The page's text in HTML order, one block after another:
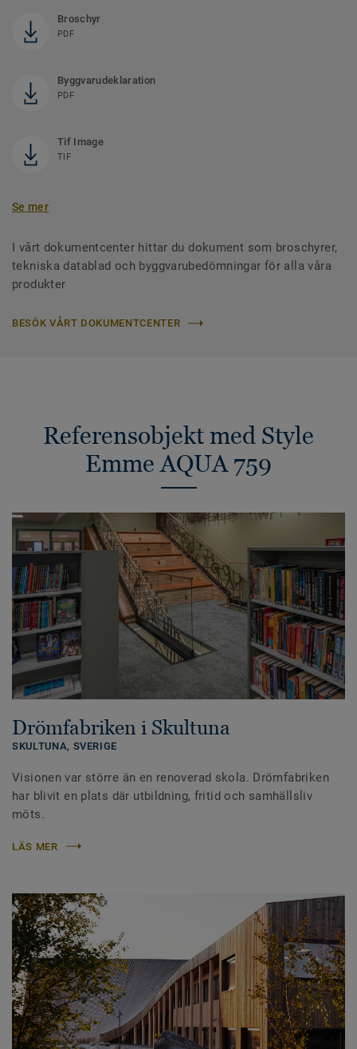
Broschyr
PDF
Byggvarudeklaration
PDF
Tif Image
TIF
Se mer
I vårt dokumentcenter hittar du dokument som broschyrer,
tekniska datablad och byggvarubedömningar för alla våra
produkter
BESÖK VÅRT DOKUMENTCENTER
Referensobjekt med Style
Emme AQUA 759
Drömfabriken i Skultuna
SKULTUNA, SVERIGE
Visionen var större än en renoverad skola. Drömfabriken
har blivit en plats där utbildning, fritid och samhällsliv
möts.
LÄS MER